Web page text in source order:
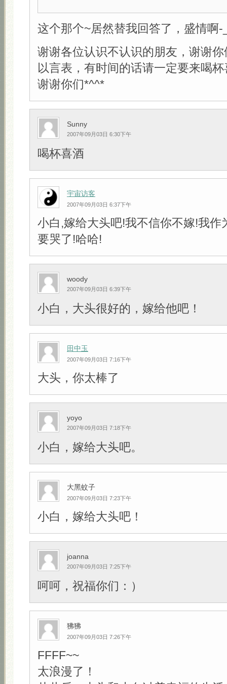
这个那个~居然替我回答了，盛情啊-
谢谢各位认识不认识的朋友，谢谢
以言表，有时间的话请一定要来喝
谢谢你们*^^*
Sunny
2007年09月03日 6:30下午
喝杯喜酒
宇宙访客
2007年09月03日 6:37下午
小白,嫁给大头吧!我不信你不嫁!我作
要哭了!哈哈!
woody
2007年09月03日 6:39下午
小白，大头很好的，嫁给他吧！
田中玉
2007年09月03日 7:16下午
大头，你太棒了
yoyo
2007年09月03日 7:18下午
小白，嫁给大头吧。
大黑蚊子
2007年09月03日 7:23下午
小白，嫁给大头吧！
joanna
2007年09月03日 7:25下午
呵呵，祝福你们：）
狒狒
2007年09月03日 7:26下午
FFFF~~
太浪漫了！